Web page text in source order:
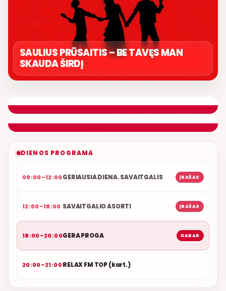
SAULIUS PRŪSAITIS – BE TAVĘS MAN
SKAUDA ŠIRDĮ
DIENOS PROGRAMA
09:00–12:00GERIAUSIA DIENA. SAVAITGALIS ĮRAŠAS
12:00–18:00 SAVAITGALIO ASORTI ĮRAŠAS
18:00–20:00GERA PROGA DABAR
20:00–21:00RELAX FM TOP (kart.)